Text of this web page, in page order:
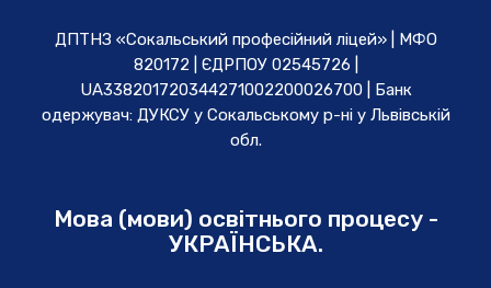
ДПТНЗ «Сокальський професійний ліцей» | МФО
820172 | ЄДРПОУ 02545726 |
UA338201720344271002200026700 | Банк
одержувач: ДУКСУ у Cокальському р-ні у Львівській
обл.
Мова (мови) освітнього процесу -
УКРАЇНСЬКА.